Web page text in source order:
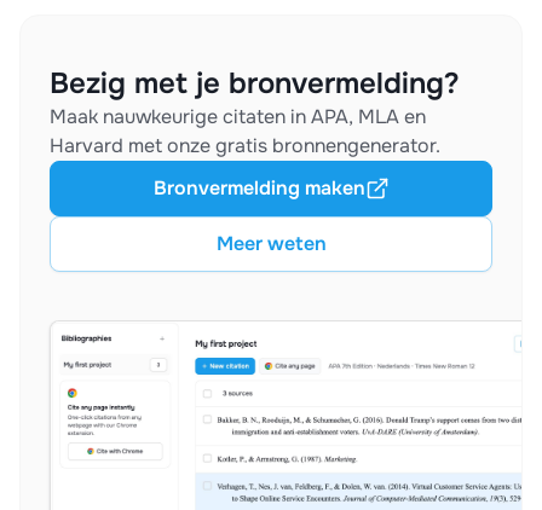
Bezig met je bronvermelding?
Maak nauwkeurige citaten in APA, MLA en
Harvard met onze gratis bronnengenerator.
Meer weten
Bronvermelding maken